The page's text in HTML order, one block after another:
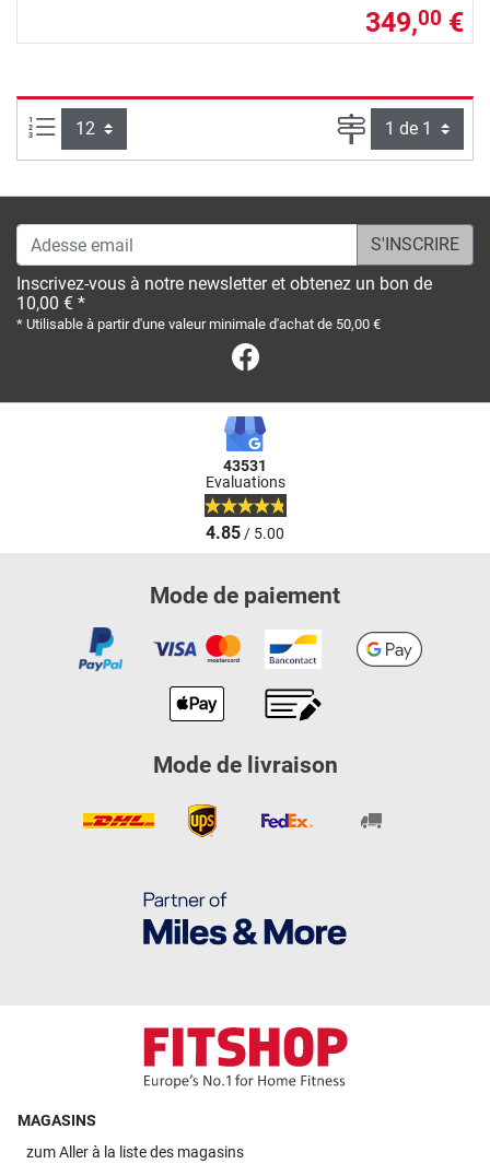
349,00 €
Articles par page : Page
Adesse email
Inscrivez-vous à notre newsletter et obtenez un bon de
10,00 € *
* Utilisable à partir d'une valeur minimale d'achat de 50,00 €
43531
Evaluations
4.85/ 5.00
Mode de paiement
Mode de livraison
MAGASINS
zumAller à la liste des magasins